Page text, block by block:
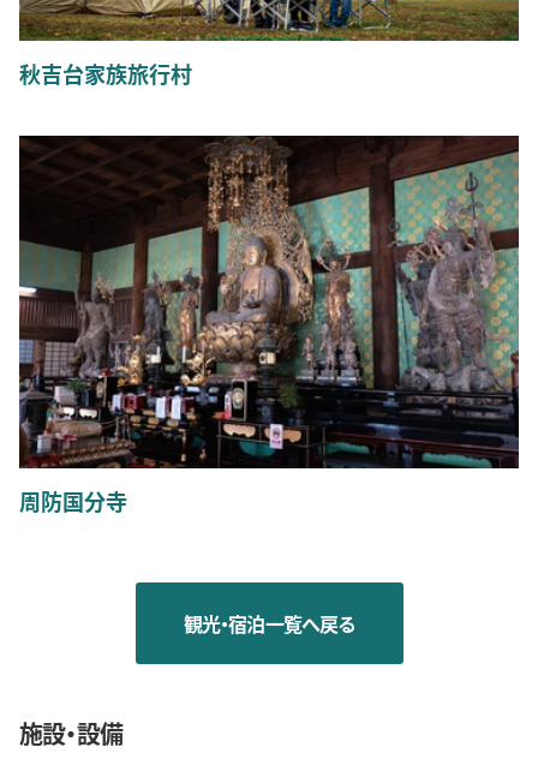
秋吉台家族旅行村
周防国分寺
観光・宿泊一覧へ戻る
施設・設備